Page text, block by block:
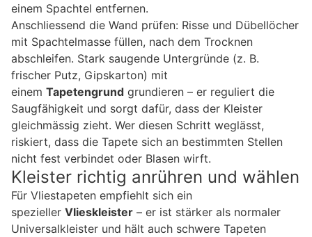
einem Spachtel entfernen.
Anschliessend die Wand prüfen: Risse und Dübellöcher
mit Spachtelmasse füllen, nach dem Trocknen
abschleifen. Stark saugende Untergründe (z. B.
frischer Putz, Gipskarton) mit
einem Tapetengrund grundieren – er reguliert die
Saugfähigkeit und sorgt dafür, dass der Kleister
gleichmässig zieht. Wer diesen Schritt weglässt,
riskiert, dass die Tapete sich an bestimmten Stellen
nicht fest verbindet oder Blasen wirft.
Kleister richtig anrühren und wählen
Für Vliestapeten empfiehlt sich ein
spezieller Vlieskleister – er ist stärker als normaler
Universalkleister und hält auch schwere Tapeten